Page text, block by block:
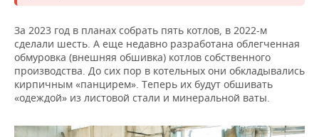
За 2023 год в планах собрать пять котлов, в 2022-м
сделали шесть. А еще недавно разработана облегченная
обмуровка (внешняя обшивка) котлов собственного
производства. До сих пор в котельных они обкладывались
кирпичным «панцирем». Теперь их будут обшивать
«одеждой» из листовой стали и минеральной ваты.